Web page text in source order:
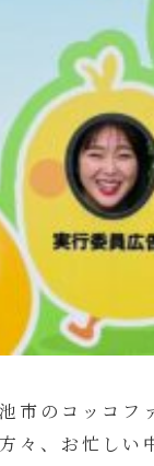
市のコッコフ
々、お忙しい